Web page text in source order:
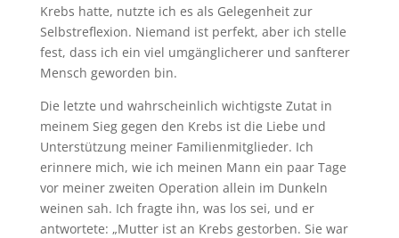
Krebs hatte, nutzte ich es als Gelegenheit zur
Selbstreflexion. Niemand ist perfekt, aber ich stelle
fest, dass ich ein viel umgänglicherer und sanfterer
Mensch geworden bin.
Die letzte und wahrscheinlich wichtigste Zutat in
meinem Sieg gegen den Krebs ist die Liebe und
Unterstützung meiner Familienmitglieder. Ich
erinnere mich, wie ich meinen Mann ein paar Tage
vor meiner zweiten Operation allein im Dunkeln
weinen sah. Ich fragte ihn, was los sei, und er
antwortete: „Mutter ist an Krebs gestorben. Sie war